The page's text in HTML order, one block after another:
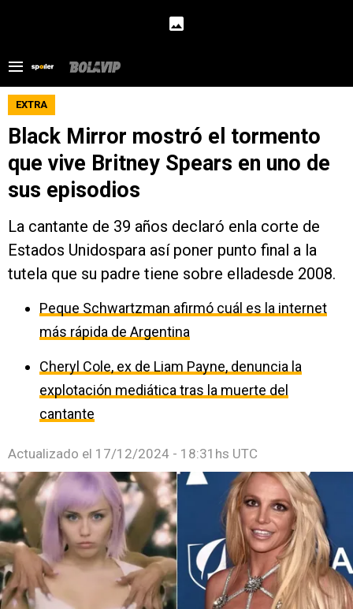
EXTRA
Black Mirror mostró el tormento
que vive Britney Spears en uno de
sus episodios
La cantante de 39 años declaró enla corte de
Estados Unidospara así poner punto final a la
tutela que su padre tiene sobre elladesde 2008.
Peque Schwartzman afirmó cuál es la internet
más rápida de Argentina
Cheryl Cole, ex de Liam Payne, denuncia la
explotación mediática tras la muerte del
cantante
Actualizado el 17/12/2024 - 18:31hs UTC